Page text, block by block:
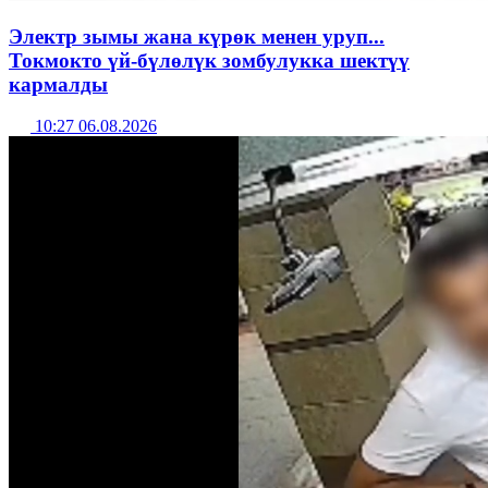
Электр зымы жана күрөк менен уруп...
Токмокто үй-бүлөлүк зомбулукка шектүү
кармалды
10:27 06.08.2026